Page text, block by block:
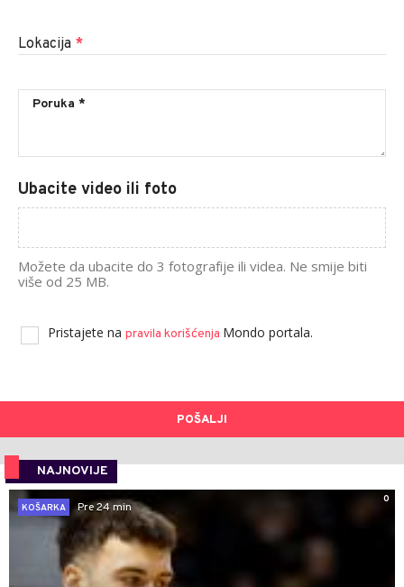
Lokacija *
Ubacite video ili foto
Možete da ubacite do 3 fotografije ili videa. Ne smije biti
više od 25 MB.
Pristajete na pravila korišćenja Mondo portala.
POŠALJI
NAJNOVIJE
0
KOŠARKA
Pre 24 min